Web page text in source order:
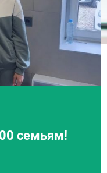
семьям!